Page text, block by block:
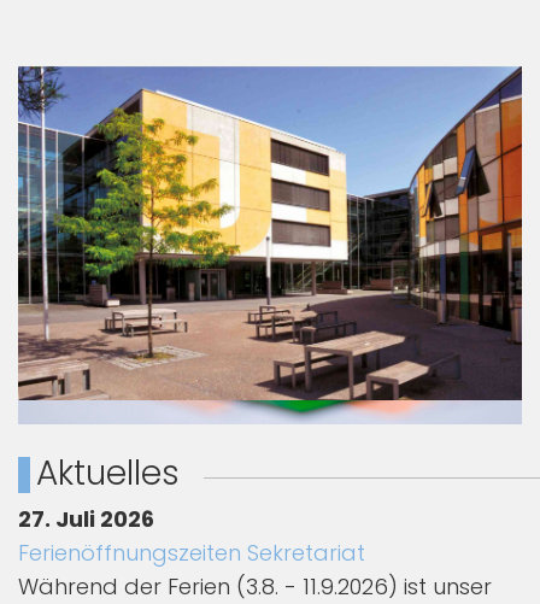
Aktuelles
27. Juli 2026
Ferienöffnungszeiten Sekretariat
Während der Ferien (3.8. - 11.9.2026) ist unser